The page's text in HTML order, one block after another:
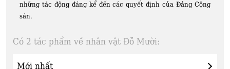
những tác động đáng kể đến các quyết định của Đảng Cộng
sản.
Có 2 tác phẩm về nhân vật Đỗ Mười: